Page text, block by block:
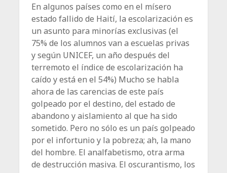
En algunos países como en el mísero
estado fallido de Haití, la escolarización es
un asunto para minorías exclusivas (el
75% de los alumnos van a escuelas privas
y según UNICEF, un año después del
terremoto el índice de escolarización ha
caído y está en el 54%) Mucho se habla
ahora de las carencias de este país
golpeado por el destino, del estado de
abandono y aislamiento al que ha sido
sometido. Pero no sólo es un país golpeado
por el infortunio y la pobreza; ah, la mano
del hombre. El analfabetismo, otra arma
de destrucción masiva. El oscurantismo, los